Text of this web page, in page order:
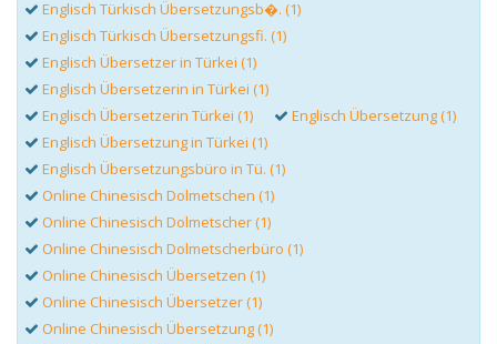
Englisch Türkisch Übersetzungsb�. (1)
Englisch Türkisch Übersetzungsfi. (1)
Englisch Übersetzer in Türkei (1)
Englisch Übersetzerin in Türkei (1)
Englisch Übersetzerin Türkei (1)
Englisch Übersetzung (1)
Englisch Übersetzung in Türkei (1)
Englisch Übersetzungsbüro in Tü. (1)
Online Chinesisch Dolmetschen (1)
Online Chinesisch Dolmetscher (1)
Online Chinesisch Dolmetscherbüro (1)
Online Chinesisch Übersetzen (1)
Online Chinesisch Übersetzer (1)
Online Chinesisch Übersetzung (1)